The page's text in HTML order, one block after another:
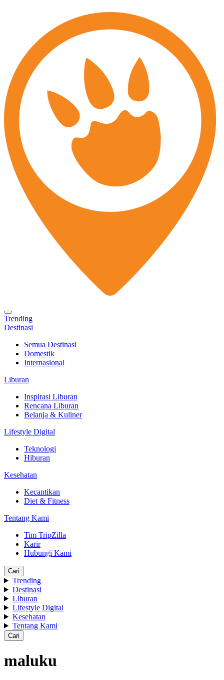
Trending
Destinasi
Semua Destinasi
Domestik
Internasional
Liburan
Inspirasi Liburan
Rencana Liburan
Belanja & Kuliner
Lifestyle Digital
Teknologi
Hiburan
Kesehatan
Kecantikan
Diet & Fitness
Tentang Kami
Tim TripZilla
Karir
Hubungi Kami
Cari
Trending
Destinasi
Liburan
Lifestyle Digital
Kesehatan
Tentang Kami
Cari
maluku